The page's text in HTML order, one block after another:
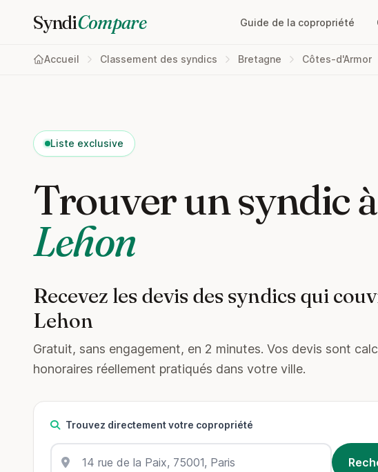
SyndiCompare Guide de la copropriété
Accueil Classement des syndics Bretagne Côtes-d'Armor
Liste exclusive
Trouver un syndic à
Lehon
Recevez les devis des syndics qui
Lehon
Gratuit, sans engagement, en 2 minutes. Vos devis sont
honoraires réellement pratiqués dans votre ville.
Trouvez directement votre copropriété